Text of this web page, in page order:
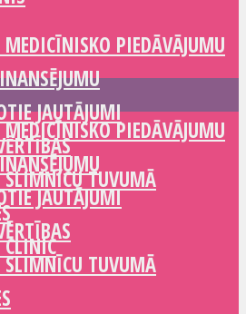
PIEDĀVĀJUMU
JAUTĀJUMI
SLIMNĪCU TUVUMĀ
PIEDĀVĀJUMU
JAUTĀJUMI
SLIMNĪCU TUVUMĀ